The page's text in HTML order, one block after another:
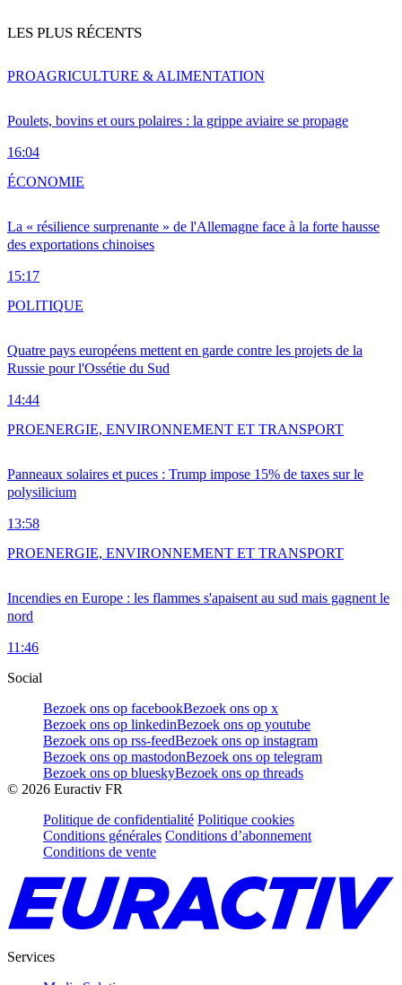
LES PLUS RÉCENTS
Poulets, bovins et ours polaires : la grippe aviaire se propage
16:04
PROAGRICULTURE & ALIMENTATION
La « résilience surprenante » de l'Allemagne face à la forte hausse
des exportations chinoises
15:17
ÉCONOMIE
Quatre pays européens mettent en garde contre les projets de la
Russie pour l'Ossétie du Sud
14:44
POLITIQUE
Panneaux solaires et puces : Trump impose 15% de taxes sur le
polysilicium
13:58
PROENERGIE, ENVIRONNEMENT ET TRANSPORT
Incendies en Europe : les flammes s'apaisent au sud mais gagnent le
nord
11:46
PROENERGIE, ENVIRONNEMENT ET TRANSPORT
Social
Bezoek ons op facebookBezoek ons op x
Bezoek ons op linkedinBezoek ons op youtube
Bezoek ons op rss-feedBezoek ons op instagram
Bezoek ons op mastodonBezoek ons op telegram
Bezoek ons op blueskyBezoek ons op threads
© 2026 Euractiv FR
Politique de confidentialité Politique cookies
Conditions générales Conditions d’abonnement
Conditions de vente
Services